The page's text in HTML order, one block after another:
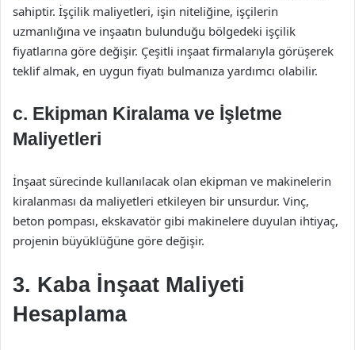
sahiptir. İşçilik maliyetleri, işin niteliğine, işçilerin
uzmanlığına ve inşaatın bulunduğu bölgedeki işçilik
fiyatlarına göre değişir. Çeşitli inşaat firmalarıyla görüşerek
teklif almak, en uygun fiyatı bulmanıza yardımcı olabilir.
c. Ekipman Kiralama ve İşletme
Maliyetleri
İnşaat sürecinde kullanılacak olan ekipman ve makinelerin
kiralanması da maliyetleri etkileyen bir unsurdur. Vinç,
beton pompası, ekskavatör gibi makinelere duyulan ihtiyaç,
projenin büyüklüğüne göre değişir.
3. Kaba İnşaat Maliyeti
Hesaplama